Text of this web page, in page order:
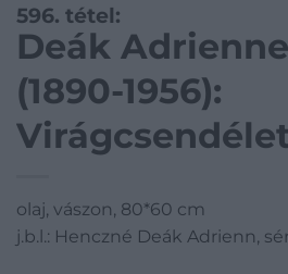
596. tétel:
Deák
(1890-1956):
olaj, vászon, 80*60 cm
j.b.l.: Henczné Deák Adrienn,